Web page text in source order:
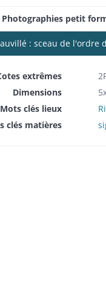
Photographies petit
: sceau de l'ordre
extrêmes
Dimensions
Mots clés lieux
clés matières